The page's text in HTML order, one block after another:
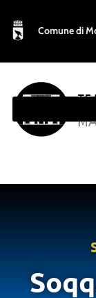
Comune di